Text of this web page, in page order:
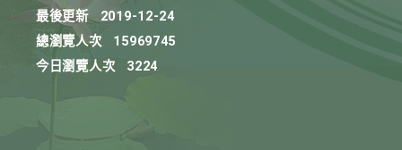
最後更新
2019-12-24
總瀏覽人次
15969745
今日瀏覽人次
3224